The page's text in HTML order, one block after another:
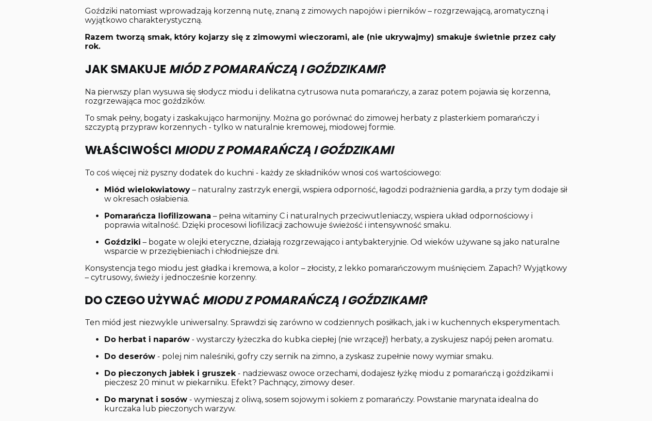
Goździki natomiast wprowadzają korzenną nutę, znaną z zimowych napojów i pierników – rozgrzewającą, aromatyczną i
wyjątkowo charakterystyczną.
Razem tworzą smak, który kojarzy się z zimowymi wieczorami, ale (nie ukrywajmy) smakuje świetnie przez cały
rok.
JAK SMAKUJE MIÓD Z POMARAŃCZĄ I GOŹDZIKAMI?
Na pierwszy plan wysuwa się słodycz miodu i delikatna cytrusowa nuta pomarańczy, a zaraz potem pojawia się korzenna,
rozgrzewająca moc goździków.
To smak pełny, bogaty i zaskakująco harmonijny. Można go porównać do zimowej herbaty z plasterkiem pomarańczy i
szczyptą przypraw korzennych - tylko w naturalnie kremowej, miodowej formie.
WŁAŚCIWOŚCI MIODU Z POMARAŃCZĄ I GOŹDZIKAMI
To coś więcej niż pyszny dodatek do kuchni - każdy ze składników wnosi coś wartościowego:
Miód wielokwiatowy– naturalny zastrzyk energii, wspiera odporność, łagodzi podrażnienia gardła, a przy tym dodaje sił
w okresach osłabienia.
Pomarańcza liofilizowana – pełna witaminy C i naturalnych przeciwutleniaczy, wspiera układ odpornościowy i
poprawia witalność. Dzięki procesowi liofilizacji zachowuje świeżość i intensywność smaku.
Goździki – bogate w olejki eteryczne, działają rozgrzewająco i antybakteryjnie. Od wieków używane są jako naturalne
wsparcie w przeziębieniach i chłodniejsze dni.
Konsystencja tego miodu jest gładka i kremowa, a kolor – złocisty, z lekko pomarańczowym muśnięciem. Zapach? Wyjątkowy
– cytrusowy, świeży i jednocześnie korzenny.
DO CZEGO UŻYWAĆ MIODU Z POMARAŃCZĄ I GOŹDZIKAMI?
Ten miód jest niezwykle uniwersalny. Sprawdzi się zarówno w codziennych posiłkach, jak i w kuchennych eksperymentach.
Do herbat i naparów- wystarczy łyżeczka do kubka ciepłej (nie wrzącej!) herbaty, a zyskujesz napój pełen aromatu.
Do deserów- polej nim naleśniki, gofry czy sernik na zimno, a zyskasz zupełnie nowy wymiar smaku.
Do pieczonych jabłek i gruszek- nadziewasz owoce orzechami, dodajesz łyżkę miodu z pomarańczą i goździkami i
pieczesz 20 minut w piekarniku. Efekt? Pachnący, zimowy deser.
Do marynat i sosów- wymieszaj z oliwą, sosem sojowym i sokiem z pomarańczy. Powstanie marynata idealna do
kurczaka lub pieczonych warzyw.